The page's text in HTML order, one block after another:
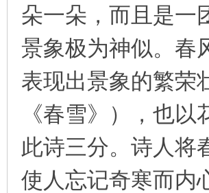
朵一朵，而且是一
景象极为神似。春
表现出景象的繁荣
《春雪》），也
此诗三分。诗人将
使人忘记奇寒而内